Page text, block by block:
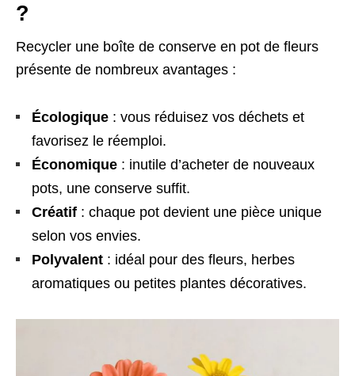
?
Recycler une boîte de conserve en pot de fleurs
présente de nombreux avantages :
Écologique : vous réduisez vos déchets et
favorisez le réemploi.
Économique : inutile d’acheter de nouveaux
pots, une conserve suffit.
Créatif : chaque pot devient une pièce unique
selon vos envies.
Polyvalent : idéal pour des fleurs, herbes
aromatiques ou petites plantes décoratives.